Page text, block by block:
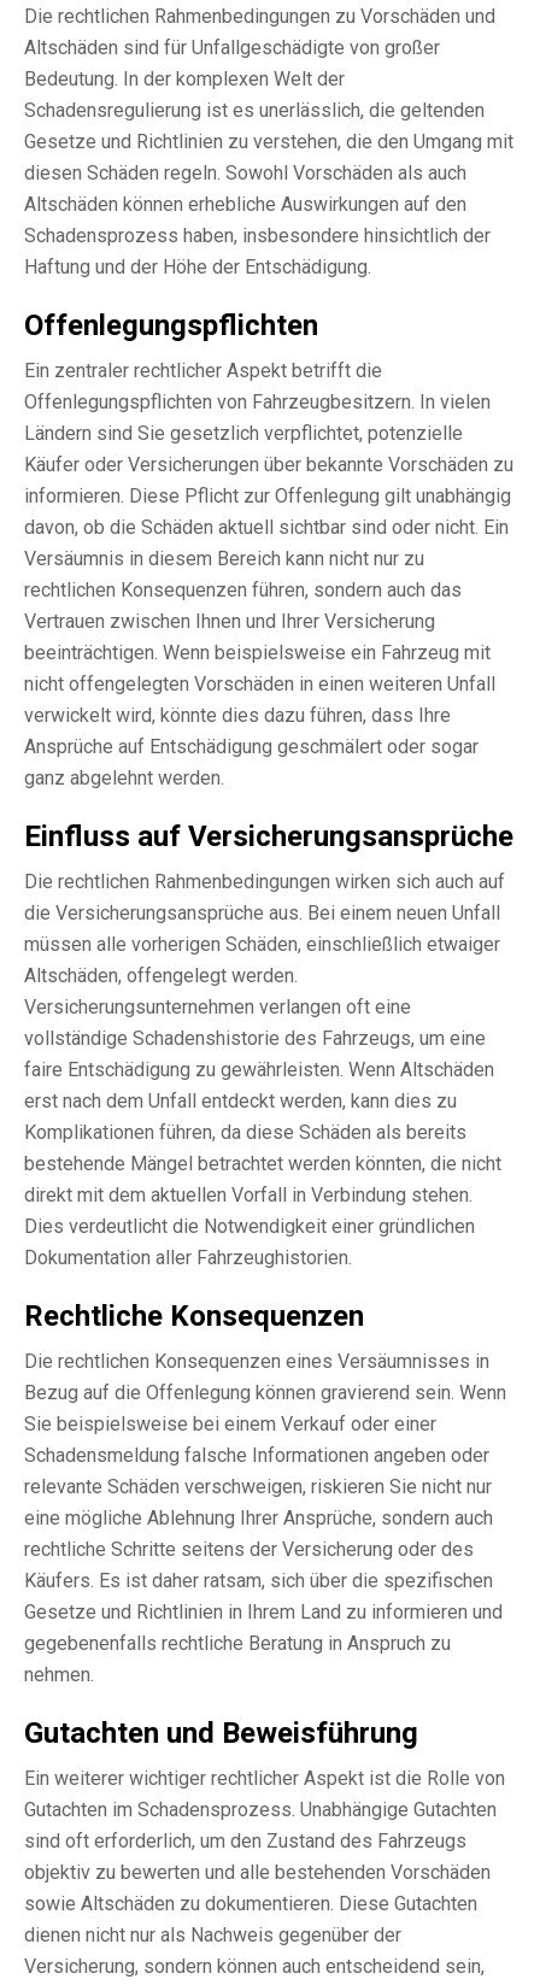
Die rechtlichen Rahmenbedingungen zu Vorschäden und
Altschäden sind für Unfallgeschädigte von großer
Bedeutung. In der komplexen Welt der
Schadensregulierung ist es unerlässlich, die geltenden
Gesetze und Richtlinien zu verstehen, die den Umgang mit
diesen Schäden regeln. Sowohl Vorschäden als auch
Altschäden können erhebliche Auswirkungen auf den
Schadensprozess haben, insbesondere hinsichtlich der
Haftung und der Höhe der Entschädigung.
Offenlegungspflichten
Ein zentraler rechtlicher Aspekt betrifft die
Offenlegungspflichten von Fahrzeugbesitzern. In vielen
Ländern sind Sie gesetzlich verpflichtet, potenzielle
Käufer oder Versicherungen über bekannte Vorschäden zu
informieren. Diese Pflicht zur Offenlegung gilt unabhängig
davon, ob die Schäden aktuell sichtbar sind oder nicht. Ein
Versäumnis in diesem Bereich kann nicht nur zu
rechtlichen Konsequenzen führen, sondern auch das
Vertrauen zwischen Ihnen und Ihrer Versicherung
beeinträchtigen. Wenn beispielsweise ein Fahrzeug mit
nicht offengelegten Vorschäden in einen weiteren Unfall
verwickelt wird, könnte dies dazu führen, dass Ihre
Ansprüche auf Entschädigung geschmälert oder sogar
ganz abgelehnt werden.
Einfluss auf Versicherungsansprüche
Die rechtlichen Rahmenbedingungen wirken sich auch auf
die Versicherungsansprüche aus. Bei einem neuen Unfall
müssen alle vorherigen Schäden, einschließlich etwaiger
Altschäden, offengelegt werden.
Versicherungsunternehmen verlangen oft eine
vollständige Schadenshistorie des Fahrzeugs, um eine
faire Entschädigung zu gewährleisten. Wenn Altschäden
erst nach dem Unfall entdeckt werden, kann dies zu
Komplikationen führen, da diese Schäden als bereits
bestehende Mängel betrachtet werden könnten, die nicht
direkt mit dem aktuellen Vorfall in Verbindung stehen.
Dies verdeutlicht die Notwendigkeit einer gründlichen
Dokumentation aller Fahrzeughistorien.
Rechtliche Konsequenzen
Die rechtlichen Konsequenzen eines Versäumnisses in
Bezug auf die Offenlegung können gravierend sein. Wenn
Sie beispielsweise bei einem Verkauf oder einer
Schadensmeldung falsche Informationen angeben oder
relevante Schäden verschweigen, riskieren Sie nicht nur
eine mögliche Ablehnung Ihrer Ansprüche, sondern auch
rechtliche Schritte seitens der Versicherung oder des
Käufers. Es ist daher ratsam, sich über die spezifischen
Gesetze und Richtlinien in Ihrem Land zu informieren und
gegebenenfalls rechtliche Beratung in Anspruch zu
nehmen.
Gutachten und Beweisführung
Ein weiterer wichtiger rechtlicher Aspekt ist die Rolle von
Gutachten im Schadensprozess. Unabhängige Gutachten
sind oft erforderlich, um den Zustand des Fahrzeugs
objektiv zu bewerten und alle bestehenden Vorschäden
sowie Altschäden zu dokumentieren. Diese Gutachten
dienen nicht nur als Nachweis gegenüber der
Versicherung, sondern können auch entscheidend sein,